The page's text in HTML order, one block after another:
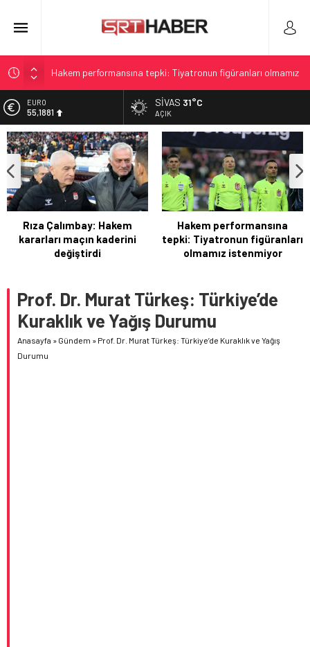
Hakem performansına tepki: Tiyatronun figüranları olmamız
Sivasspor-Fenerbahçe maçı öncesi kar ve zemine dair
Kinahan’ın İadesiyle İlgili Kritik Gelişme
İrlanda’daki Kinahan iadesi için operasyon başlatıldı
Rıza Çalımbay: Hakem kararları maçın kaderini değiştirdi
ALTIN
6.660,55
BİST
13.779,39
DOLAR
47,7111
EURO
SIVAS 31°C
AÇIK
Hakem performansına
tepki: Tiyatronun figüranları
olmamız istenmiyor
Sivasspor-Fenerbahçe maçı
öncesi kar ve zemine dair
güncel gelişmeler
Prof. Dr. Murat Türkeş: Türkiye’de
Kuraklık ve Yağış Durumu
Anasayfa » Gündem » Prof. Dr. Murat Türkeş: Türkiye’de Kuraklık ve Yağış
Durumu